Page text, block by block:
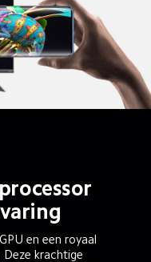
en een royaal
Deze krachtige